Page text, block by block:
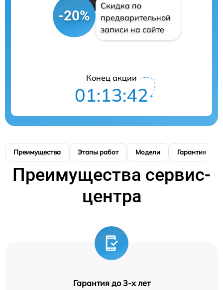
-20%
Скидка по
предварительной
записи на сайте
Конец акции
01:13:41
Преимущества Этапы работ Модели Гарантия
Преимущества сервис-
центра
Гарантия до 3-х лет